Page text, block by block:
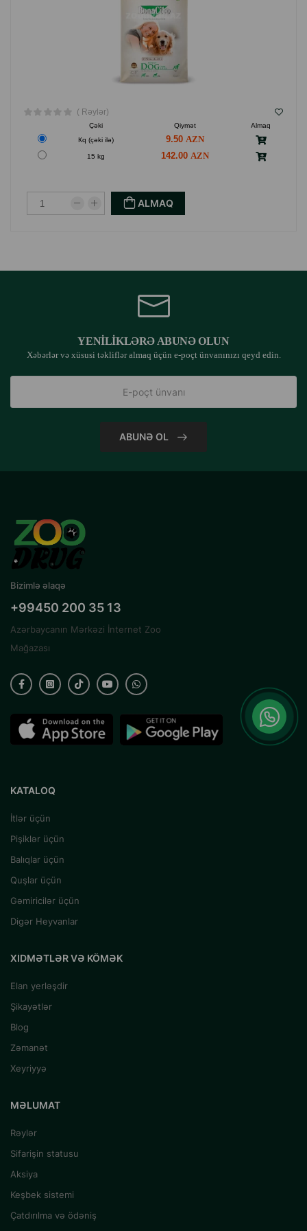
( Rəylər)
Çəki Qiymət
Almaq
Кq (çəki ilə)
9.50
15 kg 142.00
ALMAQ
YENILIKLƏRƏ ABUNƏ OLUN
Xəbərlər və xüsusi təkliflər almaq üçün e-poçt ünvanınızı qeyd edin.
ABUNƏ OL
Bizimlə əlaqə
+99450 200 35 13
Azərbaycanın Mərkəzi İnternet Zoo
Mağazası
KATALOQ
İtlər üçün
Pişiklər üçün
Balıqlar üçün
Quşlar üçün
Gəmiricilər üçün
Digər Heyvanlar
XIDMƏTLƏR VƏ KÖMƏK
Elan yerləşdir
Şikayətlər
Blog
Zəmanət
Xeyriyyə
MƏLUMAT
Rəylər
Sifarişin statusu
Aksiya
Keşbek sistemi
Çatdırılma və ödəniş